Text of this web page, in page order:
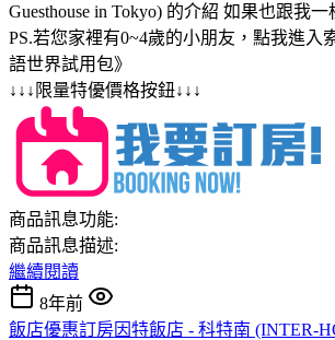
Guesthouse in Tokyo) 的介紹 如果也跟我
PS.若您家裡有0~4歲的小朋友，點我進入
語世界試用包》
↓↓↓限量特優價格按鈕↓↓↓
商品訊息功能:
商品訊息描述:
繼續閱讀
8年前
飯店優惠訂房因特飯店 - 科特南 (INTER-